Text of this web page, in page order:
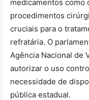
medicamentos como
procedimentos
cruciais para o
refratária. O
Agência Nacional de
autorizar o uso
necessidade de
pública estadual.